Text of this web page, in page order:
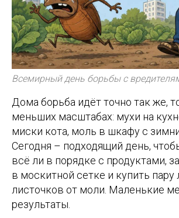
Всемирный день борьбы с
Дома борьба идёт точно так же,
меньших масштабах: мухи на
миски кота, моль в шкафу с
Сегодня – подходящий день,
всё ли в порядке с продуктами,
в москитной сетке и купить пару
листочков от моли. Маленькие
результаты.